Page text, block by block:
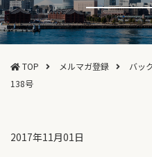
TOP メルマガ登録 バッ
138号
2017年11月01日